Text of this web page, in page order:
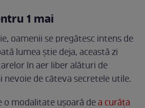
1 mai
oamenii se pregătesc intens de
lumea știe deja, această zi
în aer liber alături de
nevoie de câteva secretele utile.
o modalitate ușoară dea curăța